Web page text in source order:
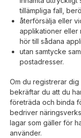
tillämpliga fall,
återförsälja eller
applikationer eller
hör till sådana
utan samtycke
postadresser.
Om du registrerar
bekräftar du att du
företräda och binda
bedriver
lagar som gäller för
använder.